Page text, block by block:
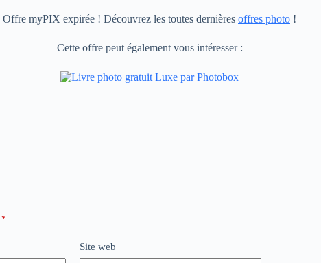
Offre myPIX expirée ! Découvrez les toutes dernières offres photo !
Cette offre peut également vous intéresser :
*
Site web